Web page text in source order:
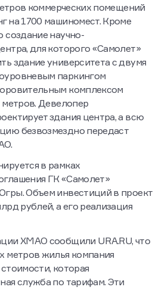
коммерческих помещений
на 1700 машиномест. Кроме
создание научно-
для которого «Самолет»
здание университета с двумя
паркингом
комплексом
Девелопер
здания центра, а всю
безвозмездно передаст
в рамках
ГК «Самолет»
Объем инвестиций в проект
рублей, а его реализация
ХМАО сообщили URA.RU, что
метров жилья компания
которая
служба по тарифам. Эти